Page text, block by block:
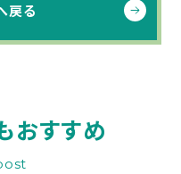
戻る
おすすめ